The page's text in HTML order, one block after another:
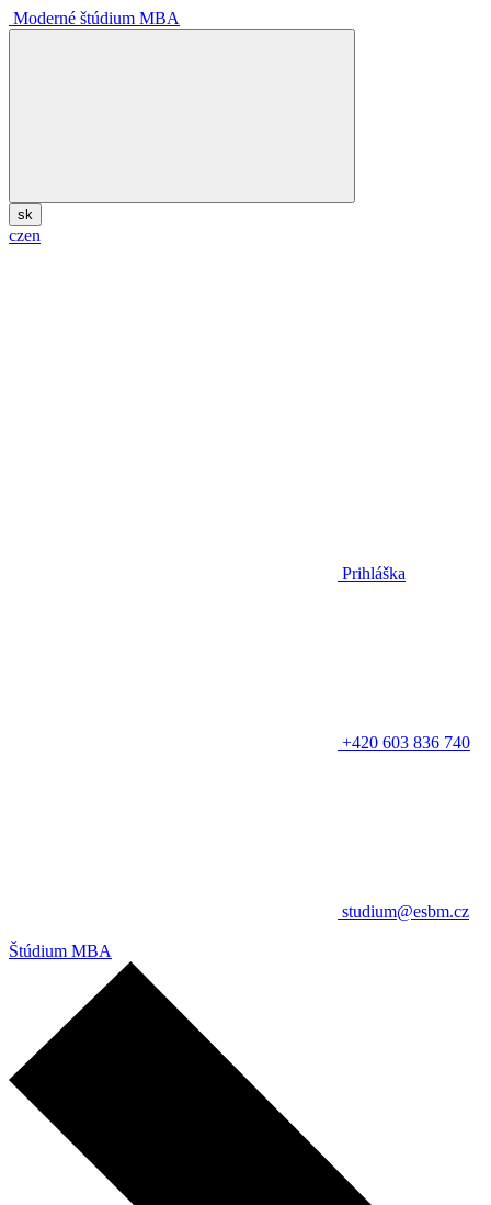
Moderné štúdium MBA
sk
czen
Prihláška
+420 603 836 740
studium@esbm.cz
Štúdium MBA